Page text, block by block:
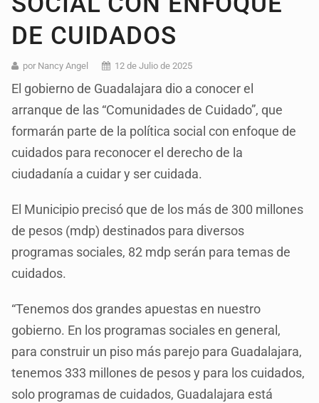
DE CUIDADOS
por Nancy Angel 12 de Julio de 2025
El gobierno de Guadalajara dio a conocer el
arranque de las “Comunidades de Cuidado”, que
formarán parte de la política social con enfoque de
cuidados para reconocer el derecho de la
ciudadanía a cuidar y ser cuidada.
El Municipio precisó que de los más de 300 millones
de pesos (mdp) destinados para diversos
programas sociales, 82 mdp serán para temas de
cuidados.
“Tenemos dos grandes apuestas en nuestro
gobierno. En los programas sociales en general,
para construir un piso más parejo para Guadalajara,
tenemos 333 millones de pesos y para los cuidados,
solo programas de cuidados, Guadalajara está